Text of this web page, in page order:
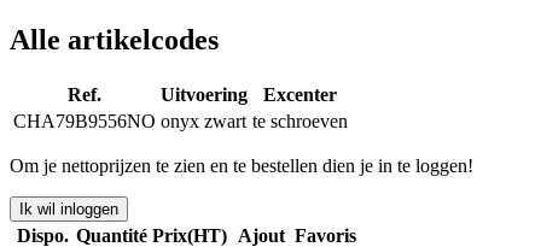
Alle artikelcodes
Ref. Uitvoering
Excenter
CHA79B9556NO onyx zwart te schroeven
Om je nettoprijzen te zien en te bestellen dien je in te loggen!
Ik wil inloggen
Dispo. Quantité Prix(HT) Ajout Favoris